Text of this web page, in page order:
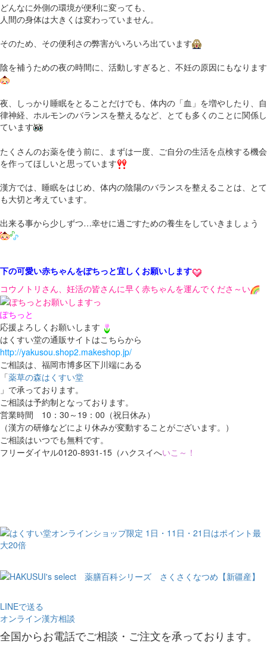
どんなに外側の環境が便利に変っても、
人間の身体は大きくは変わっていません。
そのため、その便利さの弊害がいろいろ出ています
陰を補うための夜の時間に、活動しすぎると、不妊の原因にもなります
夜、しっかり睡眠をとることだけでも、体内の「血」を増やしたり、自
律神経、ホルモンのバランスを整えるなど、とても多くのことに関係し
ています
たくさんのお薬を使う前に、まずは一度、ご自分の生活を点検する機会
を作ってほしいと思っています
漢方では、睡眠をはじめ、体内の陰陽のバランスを整えることは、とて
も大切と考えています。
出来る事から少しずつ…幸せに過ごすための養生をしていきましょう
下の可愛い赤ちゃんをぽちっと宜しくお願いします
コウノトリさん、妊活の皆さんに早く赤ちゃんを運んでくださ～い
ぽちっと
応援よろしくお願いします
はくすい堂の通販サイトはこちらから
http://yakusou.shop2.makeshop.jp/
ご相談は、福岡市博多区下川端にある
「薬草の森はくすい堂
」で承っております。
ご相談は予約制となっております。
営業時間 10：30～19：00（祝日休み）
（漢方の研修などにより休みが変動することがございます。）
ご相談はいつでも無料です。
フリーダイヤル0120-8931-15（ハクスイへいこ～！
LINEで送る
オンライン漢方相談
全国からお電話でご相談・ご注文を承っております。